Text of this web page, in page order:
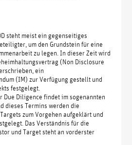
steht meist ein gegenseitiges
um den Grundstein für eine
zu legen. In dieser Zeit wird
(Non Disclosure
ein
(IM) zur Verfügung gestellt und
festgelegt.
Due Diligence findet im sogenannten
dieses Termins werden die
zum Vorgehen aufgeklärt und
Das Verständnis für die
und Target steht an vorderster